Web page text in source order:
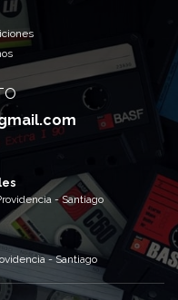
- Santiago
- Santiago